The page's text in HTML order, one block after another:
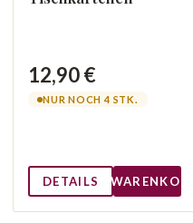
12,90 €
NUR NOCH 4 STK.
DETAILS WARENKORB